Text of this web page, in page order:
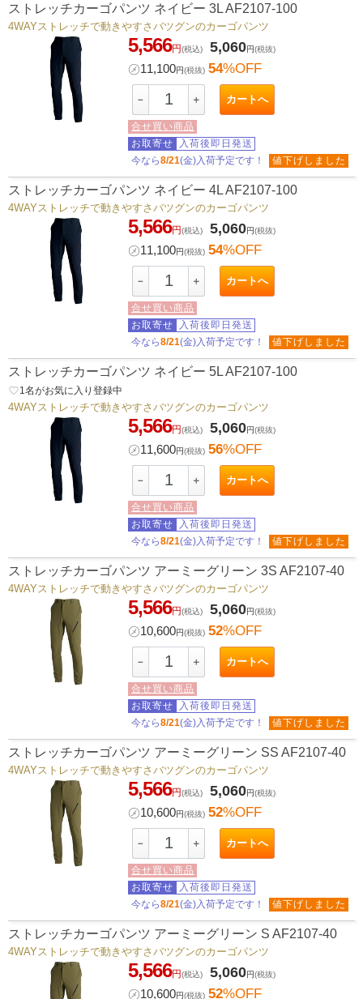
ストレッチカーゴパンツ ネイビー 3L AF2107-100
4WAYストレッチで動きやすさバツグンのカーゴパンツ
5,566円(税込) 5,060円(税抜)
㋱11,100円(税抜) 54%OFF
－ ＋ カートへ
合せ買い商品
お取寄せ
入荷後即日発送
今なら8/21(金)入荷予定です！ 値下げしました
ストレッチカーゴパンツ ネイビー 4L AF2107-100
4WAYストレッチで動きやすさバツグンのカーゴパンツ
5,566円(税込) 5,060円(税抜)
㋱11,100円(税抜) 54%OFF
－ ＋ カートへ
合せ買い商品
お取寄せ
入荷後即日発送
今なら8/21(金)入荷予定です！ 値下げしました
ストレッチカーゴパンツ ネイビー 5L AF2107-100
favorite_border1 名がお気に入り登録中
4WAYストレッチで動きやすさバツグンのカーゴパンツ
5,566円(税込) 5,060円(税抜)
㋱11,600円(税抜) 56%OFF
－ ＋ カートへ
合せ買い商品
お取寄せ
入荷後即日発送
今なら8/21(金)入荷予定です！ 値下げしました
ストレッチカーゴパンツ アーミーグリーン 3S AF2107-40
4WAYストレッチで動きやすさバツグンのカーゴパンツ
5,566円(税込) 5,060円(税抜)
㋱10,600円(税抜) 52%OFF
－ ＋ カートへ
合せ買い商品
お取寄せ
入荷後即日発送
今なら8/21(金)入荷予定です！ 値下げしました
ストレッチカーゴパンツ アーミーグリーン SS AF2107-40
4WAYストレッチで動きやすさバツグンのカーゴパンツ
5,566円(税込) 5,060円(税抜)
㋱10,600円(税抜) 52%OFF
－ ＋ カートへ
合せ買い商品
お取寄せ
入荷後即日発送
今なら8/21(金)入荷予定です！ 値下げしました
ストレッチカーゴパンツ アーミーグリーン S AF2107-40
4WAYストレッチで動きやすさバツグンのカーゴパンツ
5,566円(税込) 5,060円(税抜)
㋱10,600円(税抜) 52%OFF